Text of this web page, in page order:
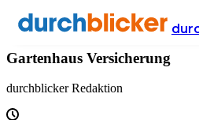
Wissen Versicherung
Gartenhaus Versicherung
durchblicker Redaktion